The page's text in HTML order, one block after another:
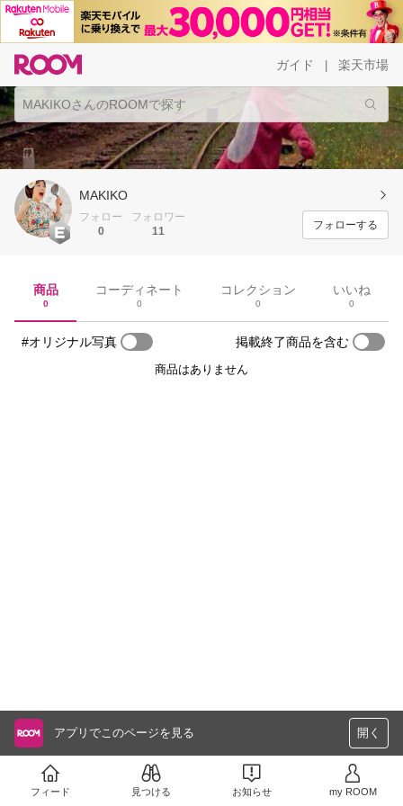
ガイド 楽天市場
MAKIKO
フォロー
0
フォロワー
11
フォローする
商品
0
コーディネート
0
コレクション
0
いいね
0
#オリジナル写真 掲載終了商品を含む
商品はありません
アプリでこのページを見る 開く
フィード 見つける お知らせ my ROOM